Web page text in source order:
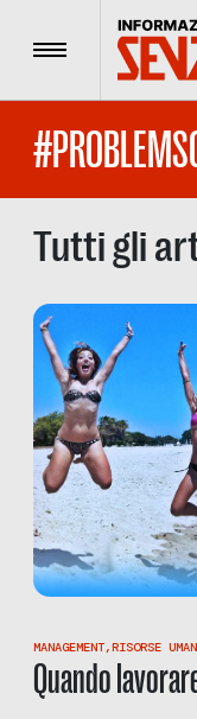
Menu
Tutti gli
MANAGEMENT,RISORSE
Quando